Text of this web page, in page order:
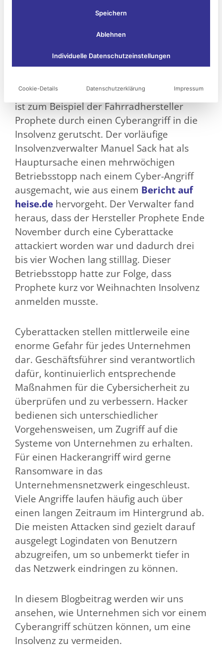
Cyberangriffe sind eine ernsthafte
Bedrohung für Unternehmen. Ein solcher
Angriff kann zu einer Insolvenz führen,
Schutzmaßnahmen ergriffen werden. So
ist zum Beispiel der Fahrradhersteller
Prophete durch einen Cyberangriff in die
Insolvenz gerutscht. Der vorläufige
Insolvenzverwalter Manuel Sack hat als
Hauptursache einen mehrwöchigen
Betriebsstopp nach einem Cyber-Angriff
ausgemacht, wie aus einem Bericht auf
heise.de hervorgeht. Der Verwalter fand
heraus, dass der Hersteller Prophete Ende
November durch eine Cyberattacke
attackiert worden war und dadurch drei
bis vier Wochen lang stilllag. Dieser
Betriebsstopp hatte zur Folge, dass
Prophete kurz vor Weihnachten Insolvenz
anmelden musste.
Cyberattacken stellen mittlerweile eine
enorme Gefahr für jedes Unternehmen
dar. Geschäftsführer sind verantwortlich
dafür, kontinuierlich entsprechende
Maßnahmen für die Cybersicherheit zu
überprüfen und zu verbessern. Hacker
bedienen sich unterschiedlicher
Vorgehensweisen, um Zugriff auf die
Systeme von Unternehmen zu erhalten.
Für einen Hackerangriff wird gerne
Ransomware in das
Unternehmensnetzwerk eingeschleust.
Viele Angriffe laufen häufig auch über
einen langen Zeitraum im Hintergrund ab.
Die meisten Attacken sind gezielt darauf
ausgelegt Logindaten von Benutzern
abzugreifen, um so unbemerkt tiefer in
das Netzwerk eindringen zu können.
In diesem Blogbeitrag werden wir uns
ansehen, wie Unternehmen sich vor einem
Cyberangriff schützen können, um eine
Insolvenz zu vermeiden.
Speichern
Ablehnen
Individuelle Datenschutzeinstellungen
Cookie-Details Datenschutzerklärung Impressum